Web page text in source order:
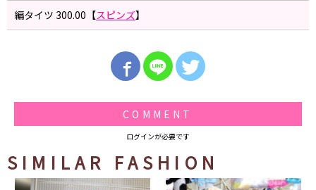
編タイツ 300.00【スピンズ】
COMMENT
ログインが必要です
SIMILAR FASHION